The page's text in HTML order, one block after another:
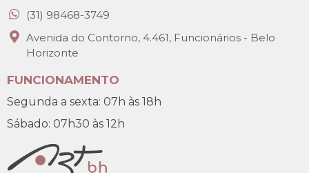
(31) 98468-3749
Avenida do Contorno, 4.461, Funcionários - Belo
Horizonte
FUNCIONAMENTO
Segunda a sexta: 07h às 18h
Sábado: 07h30 às 12h